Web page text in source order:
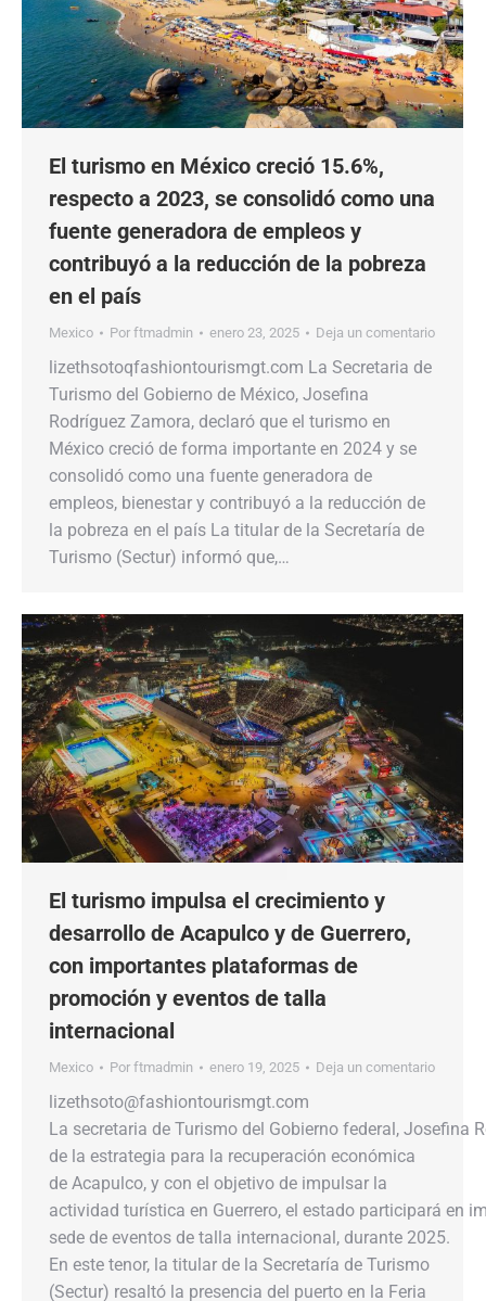
El turismo en México creció 15.6%,
respecto a 2023, se consolidó como una
fuente generadora de empleos y
contribuyó a la reducción de la pobreza
en el país
Mexico Por ftmadmin enero 23, 2025 Deja un comentario
lizethsotoqfashiontourismgt.com La Secretaria de
Turismo del Gobierno de México, Josefina
Rodríguez Zamora, declaró que el turismo en
México creció de forma importante en 2024 y se
consolidó como una fuente generadora de
empleos, bienestar y contribuyó a la reducción de
la pobreza en el país La titular de la Secretaría de
Turismo (Sectur) informó que,…
El turismo impulsa el crecimiento y
desarrollo de Acapulco y de Guerrero,
con importantes plataformas de
promoción y eventos de talla
internacional
Mexico Por ftmadmin enero 19, 2025 Deja un comentario
lizethsoto@fashiontourismgt.com
La secretaria de Turismo del Gobierno federal, Josefina
de la estrategia para la recuperación económica
de Acapulco, y con el objetivo de impulsar la
actividad turística en Guerrero, el estado participará en
sede de eventos de talla internacional, durante 2025.
En este tenor, la titular de la Secretaría de Turismo
(Sectur) resaltó la presencia del puerto en la Feria